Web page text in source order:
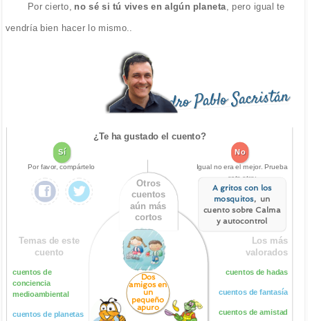
Por cierto, no sé si tú vives en algún planeta , pero igual te
vendría bien hacer lo mismo..
Pedro Pablo Sacristán
¿Te ha gustado el cuento?
Sí
Por favor, compártelo
No
Igual no era el mejor. Prueba
este otro:
A gritos con los
mosquitos, un
cuento sobre Calma
y autocontrol
Temas de este
cuento
cuentos de
conciencia
medioambiental
cuentos de planetas
Otros
cuentos
aún más
cortos
Dos
amigos en
un
pequeño
apuro
Los más
valorados
cuentos de hadas
cuentos de fantasía
cuentos de amistad